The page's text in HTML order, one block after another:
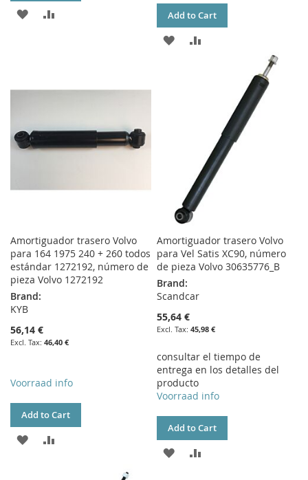
ADD
Add to Cart
ADD
COMPARE
Amortiguador trasero Volvo
para 164 1975 240 + 260 todos
estándar 1272192, número de
pieza Volvo 1272192
Brand:
KYB
56,14 €
46,40 €
Voorraad info
Add to Cart
ADD
Amortiguador trasero Volvo
para Vel Satis XC90, número
de pieza Volvo 30635776_B
Brand:
Scandcar
55,64 €
45,98 €
consultar el tiempo de
entrega en los detalles del
producto
Voorraad info
Add to Cart
ADD